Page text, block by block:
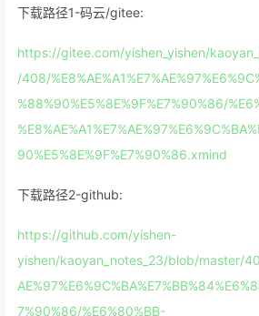
下载路径1-码云/gitee:
https://gitee.com/yishen_yishen/
/408/
%88%90%E5%8E%9F%E7%90%86/
90%E5%8E%9F%E7%90%86.xmind
下载路径2-github:
https://github.com/yishen-
yishen/kaoyan_notes_23/blob/master/
7%90%86/%E6%80%BB-